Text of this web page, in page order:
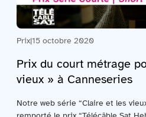
Prix|15 octobre 2020
Prix du court métrage
vieux » à Canneseries
Notre web série “Claire et les